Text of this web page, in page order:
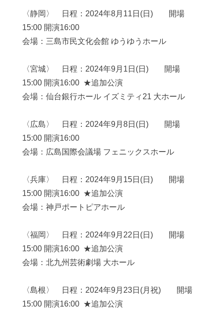
〈静岡〉 日程： 2024年8月 11 日 (日 )開場
15:00 開演16:00
会場：三島市民文化会館 ゆうゆうホール
〈宮城〉 日程： 2024年9 月 1 日 (日 )開場
15:00 開演16:00 ★追加公演
会場：仙台銀行ホール イズミティ 21 大ホール
〈広島〉 日程： 2024年9 月 8日 (日 )開場
15:00 開演16:00
会場：広島国際会議場 フェニックスホール
〈兵庫〉 日程： 2024年9 月 15日 (日 )開場
15:00 開演16:00 ★追加公演
会場：神戸ポートピアホール
〈福岡〉 日程： 2024年9 月 22 日 (日 )開場
15:00 開演16:00 ★追加公演
会場：北九州芸術劇場 大ホール
〈島根〉 日程： 2024年9 月 23日 (月祝)開場
15:00 開演16:00 ★追加公演